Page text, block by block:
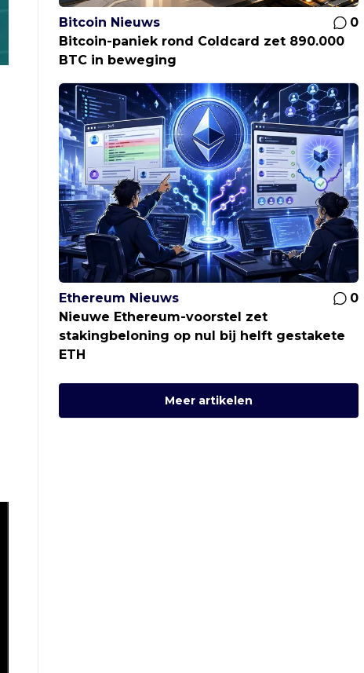
Bitcoin Nieuws
0
Bitcoin-paniek rond Coldcard zet 890.000
BTC in beweging
Ethereum Nieuws
0
Nieuwe Ethereum-voorstel zet
stakingbeloning op nul bij helft gestakete
ETH
Meer artikelen